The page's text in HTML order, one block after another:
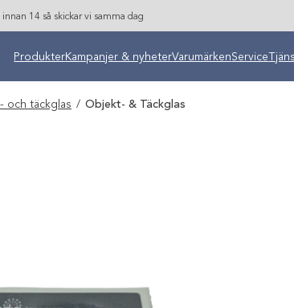
innan 14 så skickar vi samma dag
Undermeny stängd: Varumärken
ProdukterKampanjer & nyheterVarumärkenService
och täckglas / Objekt- & Täckglas